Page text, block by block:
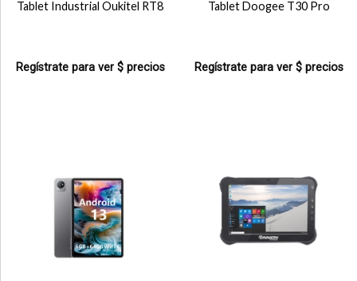
Tablet Industrial Oukitel RT8
Regístrate para ver $ precios
Tablet Doogee T30 Pro
Regístrate para ver $ precios